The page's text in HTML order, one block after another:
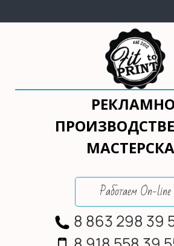
Работаем On-line
8 863 298 39